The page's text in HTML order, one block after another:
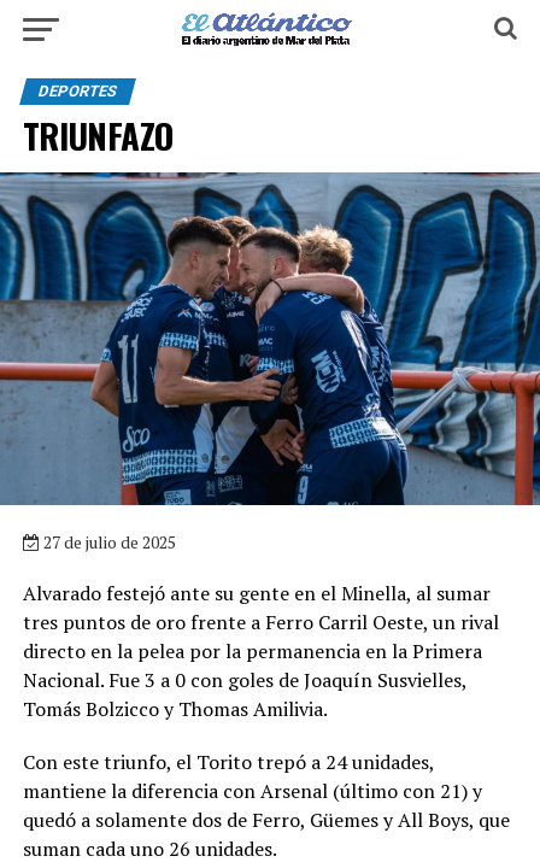
DEPORTES
TRIUNFAZO
27 de julio de 2025
Alvarado festejó ante su gente en el Minella, al sumar
tres puntos de oro frente a Ferro Carril Oeste, un rival
directo en la pelea por la permanencia en la Primera
Nacional. Fue 3 a 0 con goles de Joaquín Susvielles,
Tomás Bolzicco y Thomas Amilivia.
Con este triunfo, el Torito trepó a 24 unidades,
mantiene la diferencia con Arsenal (último con 21) y
quedó a solamente dos de Ferro, Güemes y All Boys, que
suman cada uno 26 unidades.